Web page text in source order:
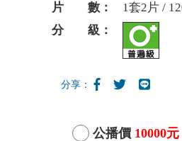
片 數：
1套2片 /
分 級：
分享：
公播價 10000元